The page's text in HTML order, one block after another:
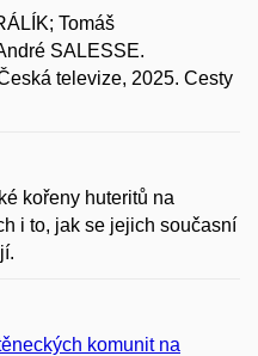
Tomáš
SALESSE.
televize, 2025. Cesty
kořeny huteritů na
i to, jak se jejich současní
komunit na